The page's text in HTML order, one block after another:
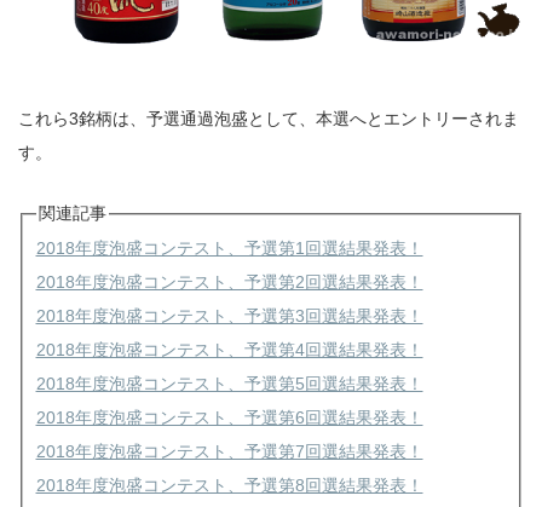
これら3銘柄は、予選通過泡盛として、本選へとエントリーされま
す。
関連記事
2018年度泡盛コンテスト、予選第1回選結果発表！
2018年度泡盛コンテスト、予選第2回選結果発表！
2018年度泡盛コンテスト、予選第3回選結果発表！
2018年度泡盛コンテスト、予選第4回選結果発表！
2018年度泡盛コンテスト、予選第5回選結果発表！
2018年度泡盛コンテスト、予選第6回選結果発表！
2018年度泡盛コンテスト、予選第7回選結果発表！
2018年度泡盛コンテスト、予選第8回選結果発表！